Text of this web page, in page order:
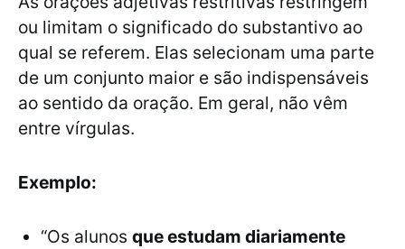
ou limitam o significado do substantivo ao
qual se referem. Elas selecionam uma parte
de um conjunto maior e são indispensáveis
ao sentido da oração. Em geral, não vêm
entre vírgulas.
Exemplo:
“Os alunos que estudam diariamente